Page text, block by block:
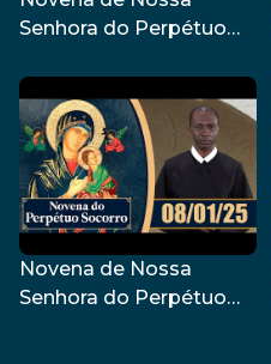
Senhora do Perpétuo
Novena de Nossa
Senhora do Perpétuo